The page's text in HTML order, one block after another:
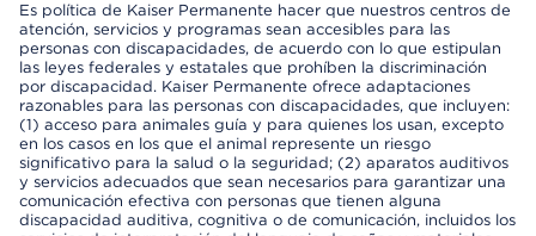
Es política de Kaiser Permanente hacer que nuestros centros de
atención, servicios y programas sean accesibles para las
personas con discapacidades, de acuerdo con lo que estipulan
las leyes federales y estatales que prohíben la discriminación
por discapacidad. Kaiser Permanente ofrece adaptaciones
razonables para las personas con discapacidades, que incluyen:
(1) acceso para animales guía y para quienes los usan, excepto
en los casos en los que el animal represente un riesgo
significativo para la salud o la seguridad; (2) aparatos auditivos
y servicios adecuados que sean necesarios para garantizar una
comunicación efectiva con personas que tienen alguna
discapacidad auditiva, cognitiva o de comunicación, incluidos los